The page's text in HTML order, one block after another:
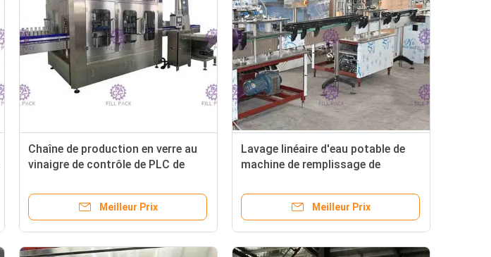
Chaîne de production en verre au
vinaigre de contrôle de PLC de
bouteilles 40 tête
Meilleur Prix
Lavage linéaire d'eau potable de
machine de remplissage de
de capsulage
Meilleur Prix